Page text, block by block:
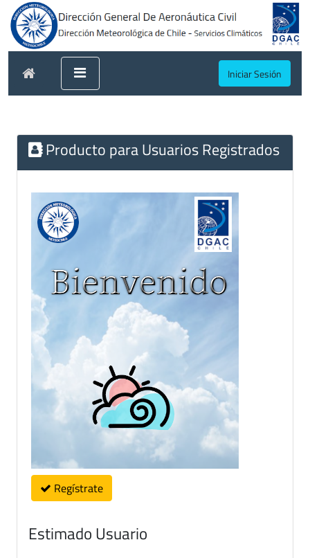
Iniciar Sesión
Producto para Usuarios Registrados
Regístrate
Estimado Usuario